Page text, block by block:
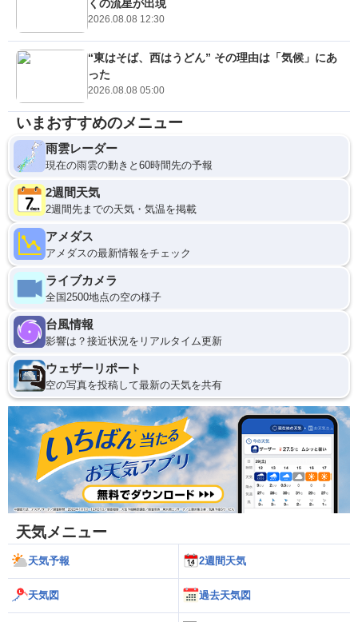
くの流星が出現
2026.08.08 12:30
“東はそば、西はうどん” その理由は「気候」にあ
った
2026.08.08 05:00
いまおすすめのメニュー
雨雲レーダー
現在の雨雲の動きと60時間先の予報
2週間天気
2週間先までの天気・気温を掲載
アメダス
アメダスの最新情報をチェック
ライブカメラ
全国2500地点の空の様子
台風情報
影響は？接近状況をリアルタイム更新
ウェザーリポート
空の写真を投稿して最新の天気を共有
天気メニュー
天気予報 2週間天気
天気図 過去天気図